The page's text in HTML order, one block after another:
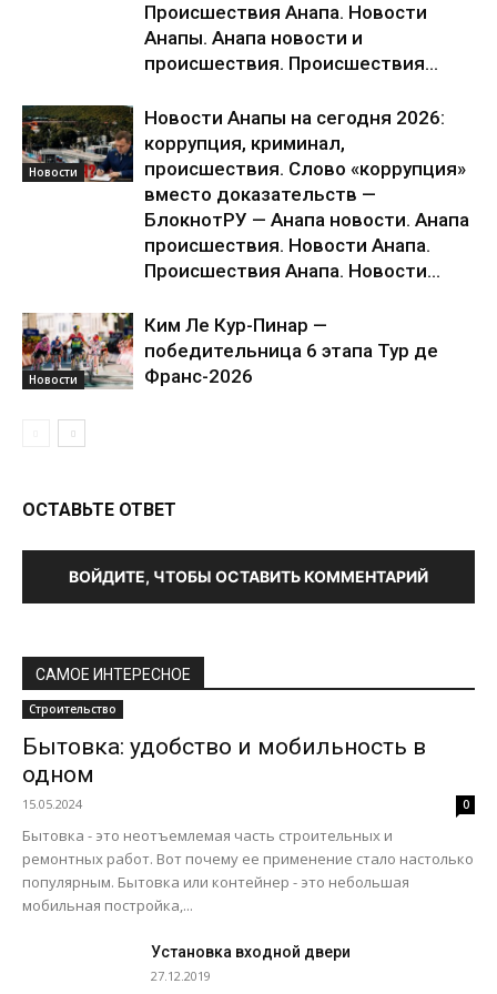
Происшествия Анапа. Новости
Анапы. Анапа новости и
происшествия. Происшествия...
Новости
Новости Анапы на сегодня 2026:
коррупция, криминал,
происшествия. Слово «коррупция»
вместо доказательств —
БлокнотРУ — Анапа новости. Анапа
происшествия. Новости Анапа.
Происшествия Анапа. Новости...
Новости
Ким Ле Кур-Пинар —
победительница 6 этапа Тур де
Франс-2026
ОСТАВЬТЕ ОТВЕТ
ВОЙДИТЕ, ЧТОБЫ ОСТАВИТЬ КОММЕНТАРИЙ
САМОЕ ИНТЕРЕСНОЕ
Строительство
Бытовка: удобство и мобильность в
одном
15.05.2024 0
Бытовка - это неотъемлемая часть строительных и
ремонтных работ. Вот почему ее применение стало настолько
популярным. Бытовка или контейнер - это небольшая
мобильная постройка,...
Установка входной двери
27.12.2019